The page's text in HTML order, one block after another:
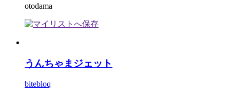
otodama
うんちゃまジェット
bitebloq